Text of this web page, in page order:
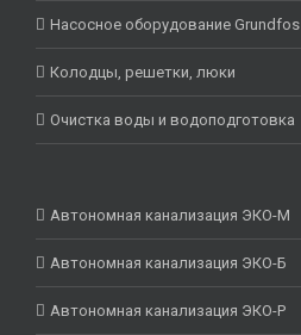
Насосное оборудование Grundfos
Колодцы, решетки, люки
Очистка воды и водоподготовка
Автономная канализация ЭКО-М
Автономная канализация ЭКО-Б
Автономная канализация ЭКО-Р